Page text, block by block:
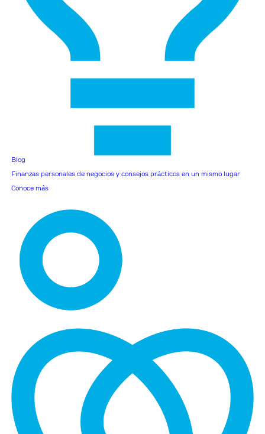
Blog
Finanzas personales de negocios y consejos prácticos en un mismo lugar
Conoce más